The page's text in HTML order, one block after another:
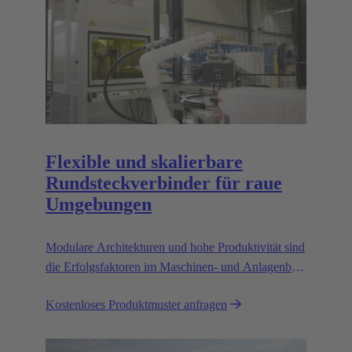
Flexible und skalierbare
Rundsteckverbinder für raue
Umgebungen
Modulare Architekturen und hohe Produktivität sind
die Erfolgsfaktoren im Maschinen- und Anlagenbau.
Schlüssel zum Erfolg.
Kostenloses Produktmuster anfragen